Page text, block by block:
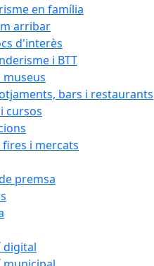
en família
arribar
d'interès
i BTT
museus
bars i restaurants
cursos
fires i mercats
premsa
digital